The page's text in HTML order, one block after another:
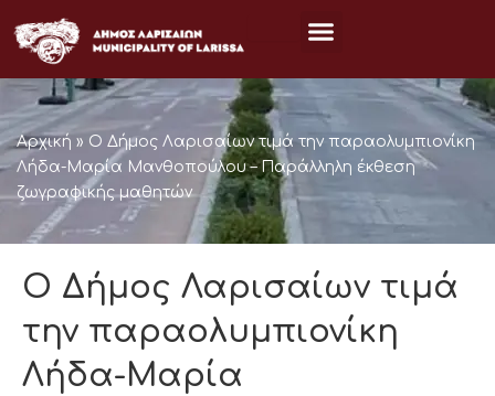
στο
περιεχόμενο
Αρχική » Ο Δήμος Λαρισαίων τιμά την παραολυμπιονίκη
Λήδα-Μαρία Μανθοπούλου – Παράλληλη έκθεση
ζωγραφικής μαθητών
Ο Δήμος Λαρισαίων τιμά
την παραολυμπιονίκη
Λήδα-Μαρία